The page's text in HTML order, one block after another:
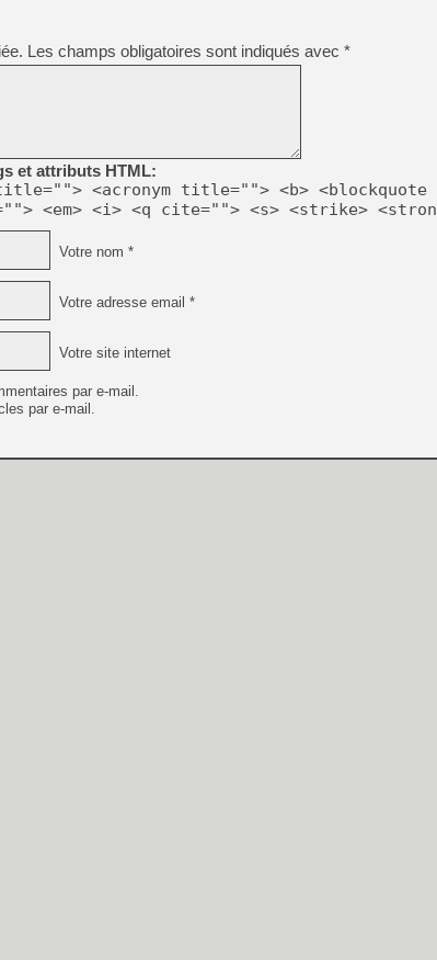
[GK] GTA 6 : Rockstar
[GK] Hot Wheels Infinite
[GK] Mémoire cash -
[GK] Résultats Nintendo :
[GK] Déjà des
[Mo5] Brickboy cherche à
[GK] Minecraft et ses «
[GK] Beast of
[GK] Ubisoft : fin de partie
[GK] Mémoire cash -
[GK] Dan Houser (GTA)
[GK] Comment EA Sports
[GK] Crimson Moon : un
[GK] Isle of Reveries : le
Les champs obligatoires sont indiqués avec *
et attributs HTML:
<acronym title=""> <b> <blockquote
<em> <i> <q cite=""> <s> <strike>
Votre nom *
Votre adresse email *
Votre site internet
par e-mail.
par e-mail.